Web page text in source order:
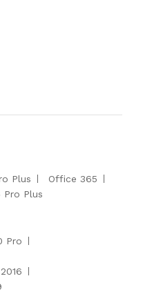
Plus
Office 365
Pro Plus
Pro